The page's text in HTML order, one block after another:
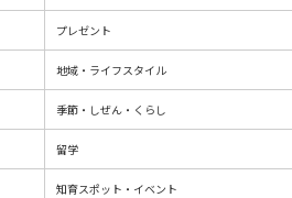
プレゼント
地域・ライフスタイル
季節・しぜん・くらし
留学
知育スポット・イベント